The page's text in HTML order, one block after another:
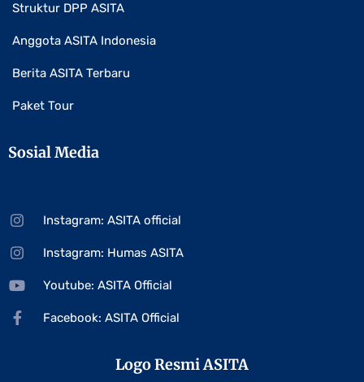
Struktur DPP ASITA
Anggota ASITA Indonesia
Berita ASITA Terbaru
Paket Tour
Sosial Media
Instagram: ASITA official
Instagram: Humas ASITA
Youtube: ASITA Official
Facebook: ASITA Official
Logo Resmi ASITA